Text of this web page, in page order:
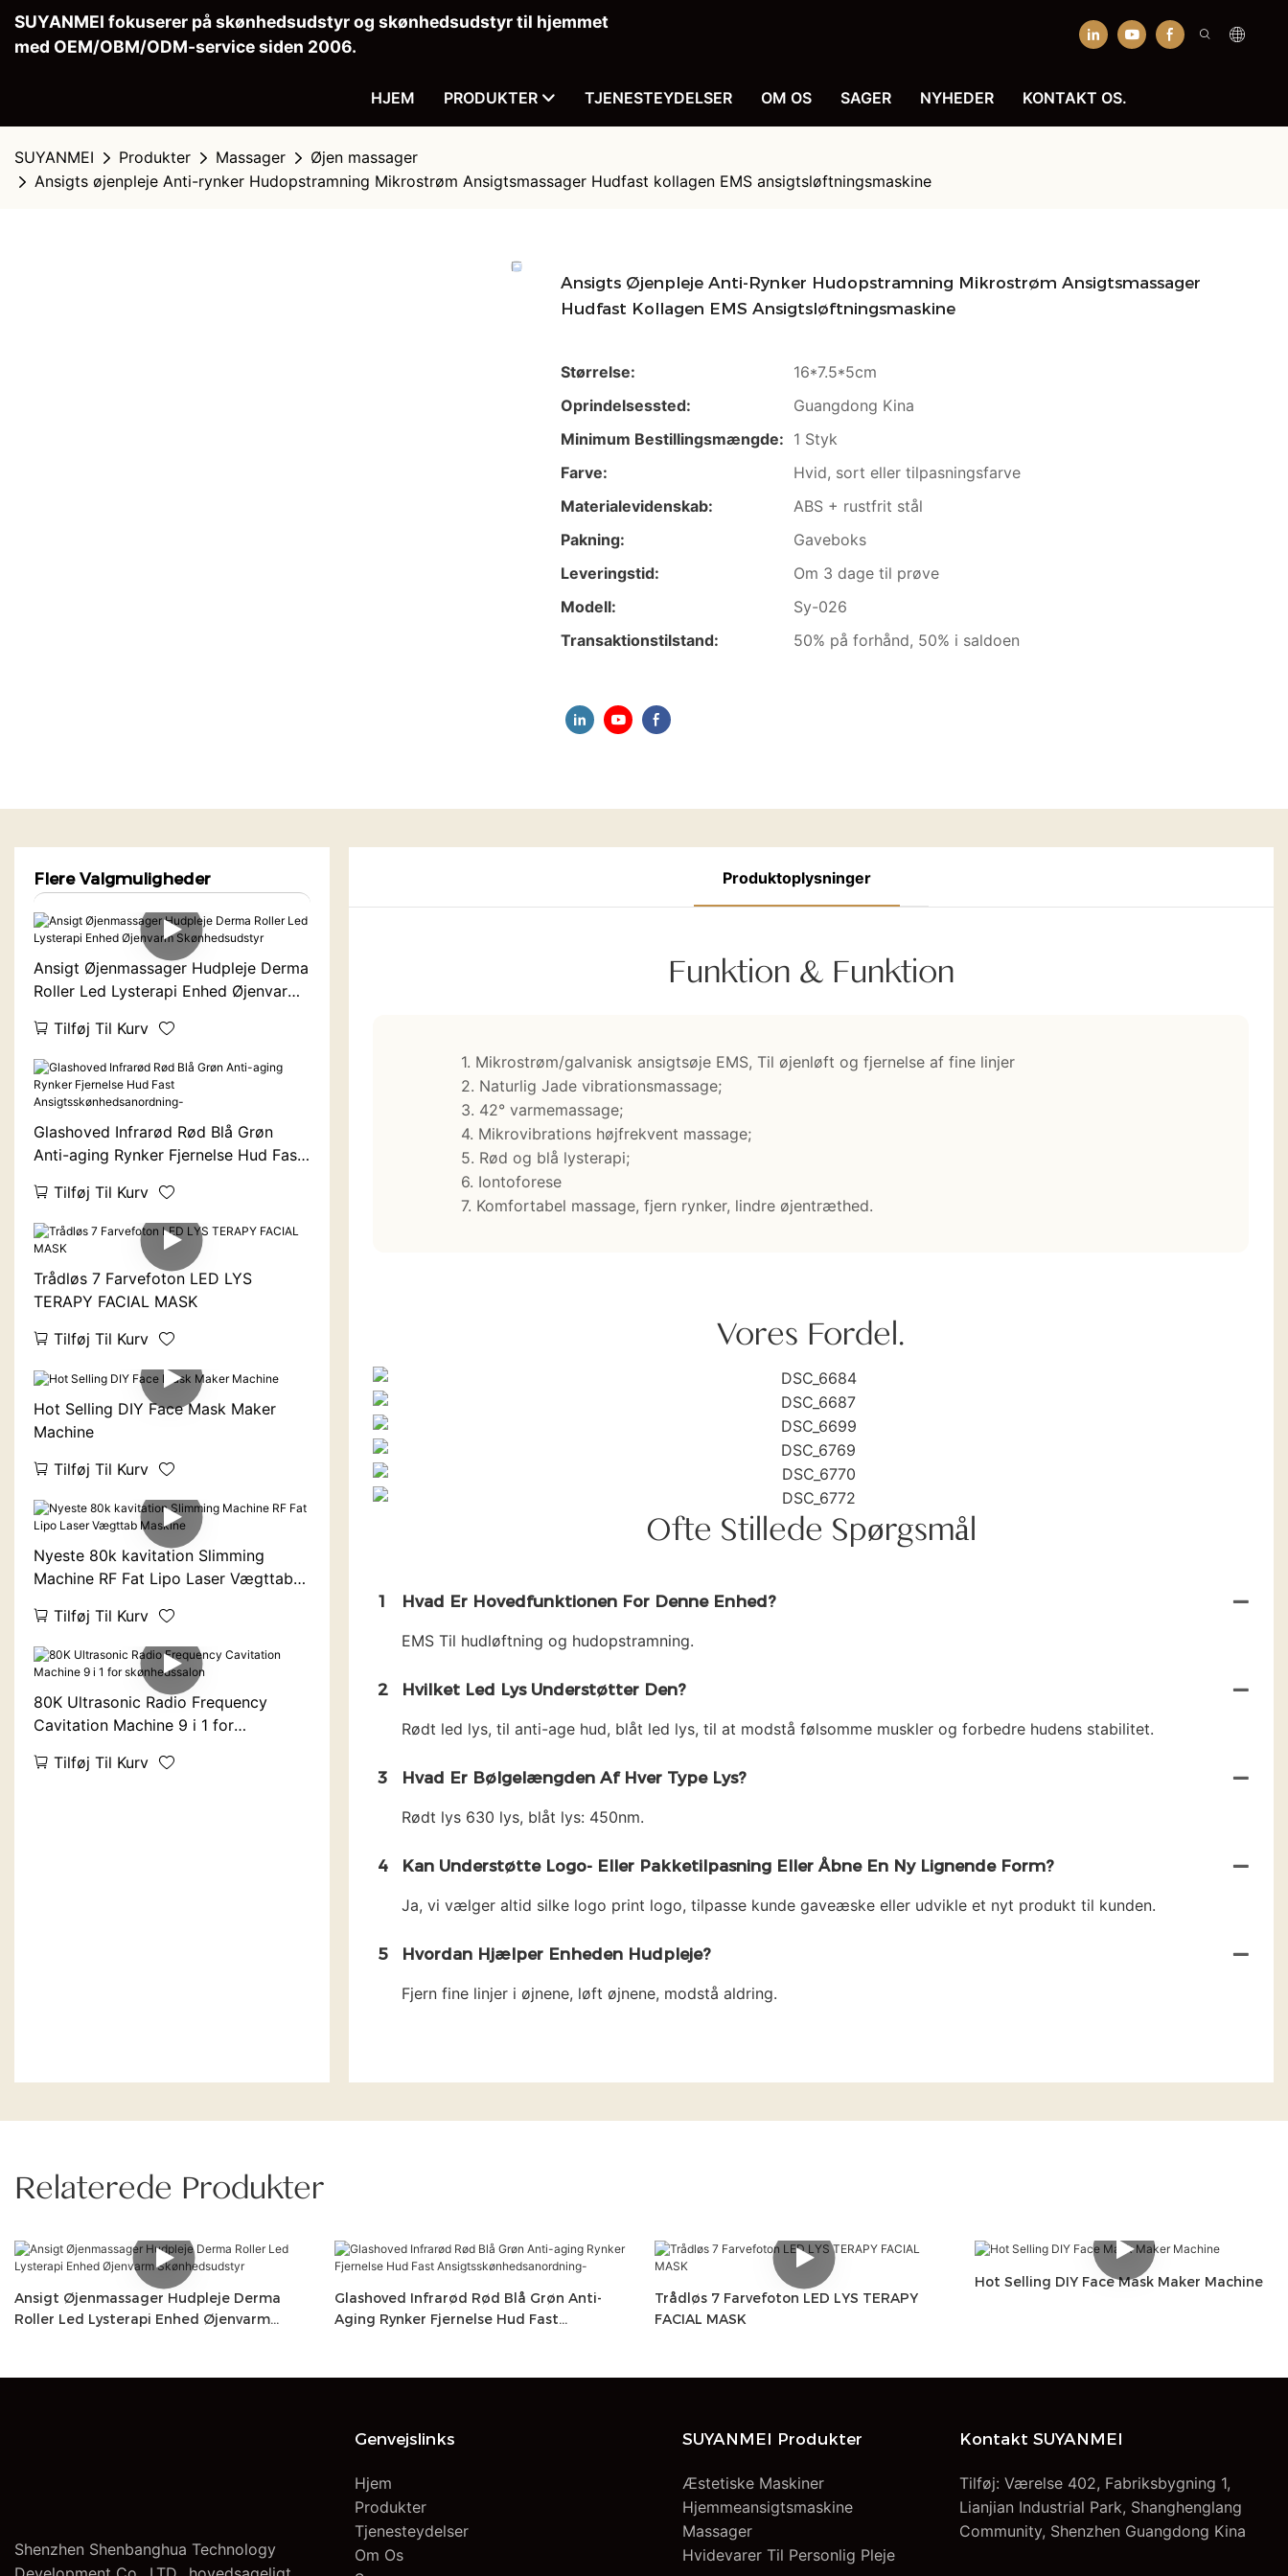
SUYANMEI fokuserer på skønhedsudstyr og skønhedsudstyr til hjemmet
med OEM/OBM/ODM-service siden 2006.
HJEM PRODUKTER TJENESTEYDELSER OM OS SAGER NYHEDER KONTAKT OS.
SUYANMEI Produkter Massager
Øjen massager
Ansigts øjenpleje Anti-rynker Hudopstramning Mikrostrøm Ansigtsmassager Hudfast kollagen EMS ansigtsløftningsmaskine
Ansigts Øjenpleje Anti-Rynker Hudopstramning Mikrostrøm Ansigtsmassager
Hudfast Kollagen EMS Ansigtsløftningsmaskine
Størrelse:
16*7.5*5cm
Oprindelsessted:
Guangdong Kina
Minimum Bestillingsmængde: 1 Styk
Farve:
Hvid, sort eller tilpasningsfarve
Materialevidenskab:
ABS + rustfrit stål
Pakning:
Gaveboks
Leveringstid:
Om 3 dage til prøve
Modell:
Sy-026
Transaktionstilstand:
50% på forhånd, 50% i saldoen
Produktoplysninger
Funktion & Funktion
1. Mikrostrøm/galvanisk ansigtsøje EMS, Til øjenløft og fjernelse af fine linjer
2. Naturlig Jade vibrationsmassage;
3. 42° varmemassage;
4. Mikrovibrations højfrekvent massage;
5. Rød og blå lysterapi;
6. Iontoforese
7. Komfortabel massage, fjern rynker, lindre øjentræthed.
Vores Fordel.
Ofte Stillede Spørgsmål
1 Hvad Er Hovedfunktionen For Denne Enhed?
EMS Til hudløftning og hudopstramning.
2 Hvilket Led Lys Understøtter Den?
Rødt led lys, til anti-age hud, blåt led lys, til at modstå følsomme muskler og forbedre hudens stabilitet.
3 Hvad Er Bølgelængden Af ​​hver Type Lys?
Rødt lys 630 lys, blåt lys: 450nm.
4 Kan Understøtte Logo- Eller Pakketilpasning Eller Åbne En Ny Lignende Form?
Ja, vi vælger altid silke logo print logo, tilpasse kunde gaveæske eller udvikle et nyt produkt til kunden.
5 Hvordan Hjælper Enheden Hudpleje?
Fjern fine linjer i øjnene, løft øjnene, modstå aldring.
Flere Valgmuligheder
Ansigt Øjenmassager Hudpleje Derma
Roller Led Lysterapi Enhed Øjenvarm
Tilføj Til Kurv
Glashoved Infrarød Rød Blå Grøn
Anti-aging Rynker Fjernelse Hud Fast
Tilføj Til Kurv
Trådløs 7 Farvefoton LED LYS
TERAPY FACIAL MASK
Tilføj Til Kurv
Hot Selling DIY Face Mask Maker
Machine
Tilføj Til Kurv
Nyeste 80k kavitation Slimming
Machine RF Fat Lipo Laser Vægttab
Tilføj Til Kurv
80K Ultrasonic Radio Frequency
Cavitation Machine 9 i 1 for
Tilføj Til Kurv
Relaterede Produkter
Ansigt Øjenmassager Hudpleje Derma
Roller Led Lysterapi Enhed Øjenvarm
Glashoved Infrarød Rød Blå Grøn Anti-
Aging Rynker Fjernelse Hud Fast
Trådløs 7 Farvefoton LED LYS TERAPY
FACIAL MASK
Hot Selling DIY Face Mask Maker Machine
Shenzhen Shenbanghua Technology
Genvejslinks
Hjem
Produkter
Tjenesteydelser
Om Os
SUYANMEI Produkter
Æstetiske Maskiner
Hjemmeansigtsmaskine
Massager
Hvidevarer Til Personlig Pleje
Kontakt SUYANMEI
Tilføj: Værelse 402, Fabriksbygning 1,
Lianjian Industrial Park, Shanghenglang
Community, Shenzhen Guangdong Kina